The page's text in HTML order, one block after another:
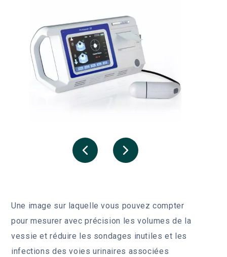
Une image sur laquelle vous pouvez compter
pour mesurer avec précision les volumes de la
vessie et réduire les sondages inutiles et les
infections des voies urinaires associées